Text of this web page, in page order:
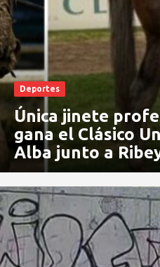
Deportes
Única jinete
gana el Clásico
Alba junto a